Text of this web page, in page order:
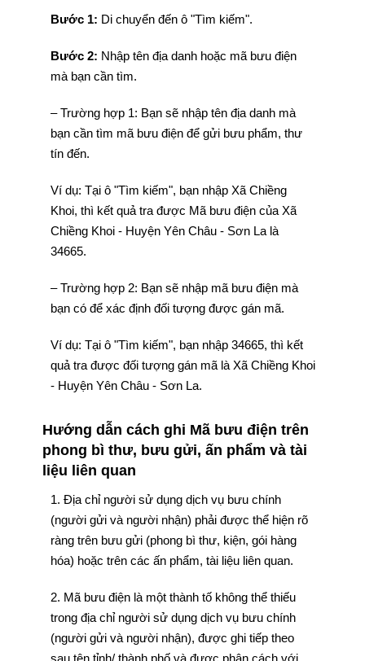
Bước 1: Di chuyển đến ô "Tìm kiếm".
Bước 2: Nhập tên địa danh hoặc mã bưu điện
mà bạn cần tìm.
– Trường hợp 1: Bạn sẽ nhập tên địa danh mà
bạn cần tìm mã bưu điện để gửi bưu phẩm, thư
tín đến.
Ví dụ: Tại ô "Tìm kiếm", bạn nhập Xã Chiềng
Khoi, thì kết quả tra được Mã bưu điện của Xã
Chiềng Khoi - Huyện Yên Châu - Sơn La là
34665.
– Trường hợp 2: Bạn sẽ nhập mã bưu điện mà
bạn có để xác định đối tượng được gán mã.
Ví dụ: Tại ô "Tìm kiếm", bạn nhập 34665, thì kết
quả tra được đối tượng gán mã là Xã Chiềng Khoi
- Huyện Yên Châu - Sơn La.
Hướng dẫn cách ghi Mã bưu điện trên
phong bì thư, bưu gửi, ấn phẩm và tài
liệu liên quan
1. Địa chỉ người sử dụng dịch vụ bưu chính
(người gửi và người nhận) phải được thể hiện rõ
ràng trên bưu gửi (phong bì thư, kiện, gói hàng
hóa) hoặc trên các ấn phẩm, tài liệu liên quan.
2. Mã bưu điện là một thành tố không thể thiếu
trong địa chỉ người sử dụng dịch vụ bưu chính
(người gửi và người nhận), được ghi tiếp theo
sau tên tỉnh/ thành phố và được phân cách với